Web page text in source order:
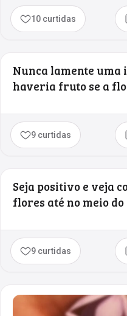
10 curtidas
Nunca lamente uma
haveria fruto se a
9 curtidas
Seja positivo e veja
flores até no meio do
9 curtidas